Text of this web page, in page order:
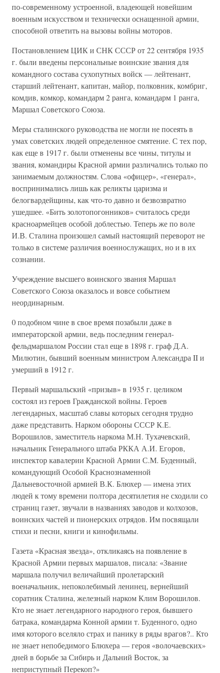
по-современному устроенной, владеющей новейшим
военным искусством и технически оснащенной армии,
способной ответить на вызовы войны моторов.
Постановлением ЦИК и СНК СССР от 22 сентября 1935
г. были введены персональные воинские звания для
командного состава сухопутных войск — лейтенант,
старший лейтенант, капитан, майор, полковник, комбриг,
комдив, комкор, командарм 2 ранга, командарм 1 ранга,
Маршал Советского Союза.
Меры сталинского руководства не могли не посеять в
умах советских людей определенное смятение. С тех пор,
как еще в 1917 г. были отменены все чины, титулы и
звания, командиры Красной армии различались только по
занимаемым должностям. Слова «офицер», «генерал»,
воспринимались лишь как реликты царизма и
белогвардейщины, как что-то давно и безвозвратно
ушедшее. «Бить золотопогонников» считалось среди
красноармейцев особой доблестью. Теперь же по воле
И.В. Сталина произошел самый настоящий переворот не
только в системе различия военнослужащих, но и в их
сознании.
Учреждение высшего воинского звания Маршал
Советского Союза оказалось и вовсе событием
неординарным.
0 подобном чине в свое время позабыли даже в
императорской армии, ведь последним генерал-
фельдмаршалом России стал еще в 1898 г. граф Д.А.
Милютин, бывший военным министром Александра II и
умерший в 1912 г.
Первый маршальский «призыв» в 1935 г. целиком
состоял из героев Гражданской войны. Героев
легендарных, масштаб славы которых сегодня трудно
даже представить. Нарком обороны СССР К.Е.
Ворошилов, заместитель наркома М.Н. Тухачевский,
начальник Генерального штаба РККА А.И. Егоров,
инспектор кавалерии Красной Армии С.М. Буденный,
командующий Особой Краснознаменной
Дальневосточной армией В.К. Блюхер — имена этих
людей к тому времени полтора десятилетия не сходили со
страниц газет, звучали в названиях заводов и колхозов,
воинских частей и пионерских отрядов. Им посвящали
стихи и песни, книги и кинофильмы.
Газета «Красная звезда», откликаясь на появление в
Красной Армии первых маршалов, писала: «Звание
маршала получил величайший пролетарский
военачальник, непоколебимый ленинец, вернейший
соратник Сталина, железный нарком Клим Ворошилов.
Кто не знает легендарного народного героя, бывшего
батрака, командарма Конной армии т. Буденного, одно
имя которого вселяло страх и панику в ряды врагов?.. Кто
не знает непобедимого Блюхера — героя «волочаевских»
дней в борьбе за Сибирь и Дальний Восток, за
неприступный Перекоп?»